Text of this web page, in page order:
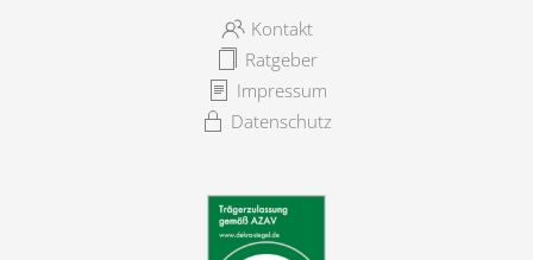
Kontakt
Ratgeber
Impressum
Datenschutz